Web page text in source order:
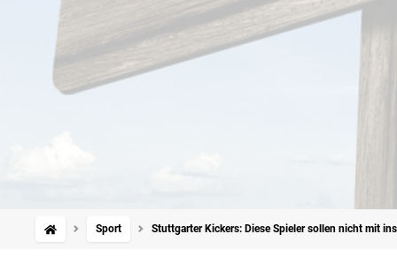
Sport Stuttgarter Kickers: Diese Spieler sollen nicht mit